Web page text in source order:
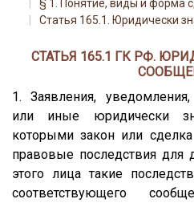
§ 1. Понятие, виды и форма
Статья 165.1. Юридически
СТАТЬЯ 165.1 ГК РФ.
1. Заявления,
или иные юридически
которыми закон или
правовые последствия для
этого лица такие
соответствующего